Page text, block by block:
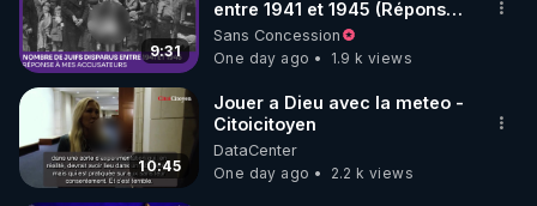
9:31
entre 1941 et 1945 (Réponse
à mes accusateurs)
Sans Concession
One day ago
1.9 k views
10:45
Jouer a Dieu avec la meteo -
Citoicitoyen
DataCenter
One day ago
2.2 k views